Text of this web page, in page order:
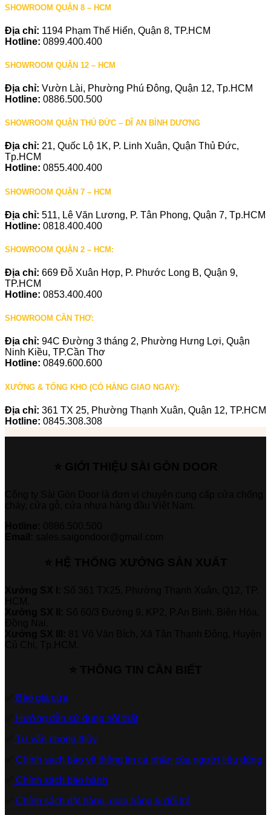
SHOWROOM QUẬN 8 – HCM
Địa chỉ: 1194 Phạm Thế Hiển, Quận 8, TP.HCM
Hotline: 0899.400.400
SHOWROOM QUẬN 12 – HCM
Địa chỉ: Vườn Lài, Phường Phú Đông, Quận 12, Tp.HCM
Hotline: 0886.500.500
SHOWROOM QUẬN THỦ ĐỨC – DĨ AN BÌNH DƯƠNG
Địa chỉ: 21, Quốc Lộ 1K, P. Linh Xuân, Quận Thủ Đức,
Tp.HCM
Hotline: 0855.400.400
SHOWROOM QUẬN 7 – HCM
Địa chỉ: 511, Lê Văn Lương, P. Tân Phong, Quận 7, Tp.HCM
Hotline: 0818.400.400
SHOWROOM QUẬN 2 – HCM:
Địa chỉ: 669 Đỗ Xuân Hợp, P. Phước Long B, Quận 9,
TP.HCM
Hotline: 0853.400.400
SHOWROOM CẦN THƠ:
Địa chỉ: 94C Đường 3 tháng 2, Phường Hưng Lợi, Quận
Ninh Kiều, TP.Cần Thơ
Hotline: 0849.600.600
XƯỞNG & TỔNG KHO (CÓ HÀNG GIAO NGAY):
Địa chỉ: 361 TX 25, Phường Thạnh Xuân, Quận 12, TP.HCM
Hotline: 0845.308.308
Báo giá cửa
Hướng dẫn sử dụng nội thất
Tư vấn phong thủy
Chính sách bảo vệ thông tin cá nhân của người tiêu dùng
Chính sách bảo hành
Chính sách đặt hàng, giao hàng & đổi trả